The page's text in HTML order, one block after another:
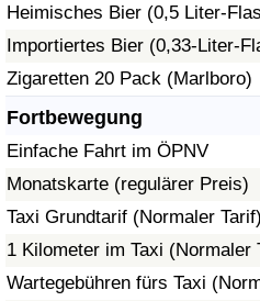
Heimisches Bier (0,5 Liter-
Importiertes Bier (0,33-Liter-
Zigaretten 20 Pack (Marlboro)
Fortbewegung
Einfache Fahrt im ÖPNV
Monatskarte (regulärer Preis)
Taxi Grundtarif (Normaler Tarif)
1 Kilometer im Taxi (Normaler
Wartegebühren fürs Taxi
Verkehrs-Index nach Land